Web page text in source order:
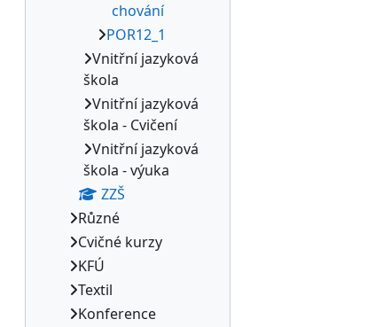
chování
POR12_1
Vnitřní jazyková
škola
Vnitřní jazyková
škola - Cvičení
Vnitřní jazyková
škola - výuka
ZZŠ
Různé
Cvičné kurzy
KFÚ
Textil
Konference